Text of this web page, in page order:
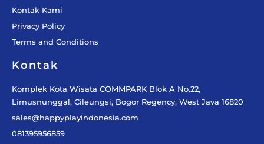
Kontak Kami
Privacy Policy
Terms and Conditions
Kontak
Komplek Kota Wisata COMMPARK Blok A No.22,
Limusnunggal, Cileungsi, Bogor Regency, West Java 16820
sales@happyplayindonesia.com
081395956859